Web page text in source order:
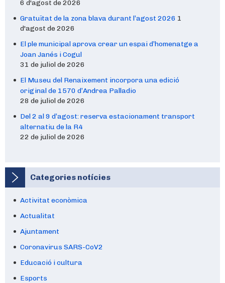
6 d'agost de 2026
Gratuïtat de la zona blava durant l’agost 2026 1
d'agost de 2026
El ple municipal aprova crear un espai d’homenatge a
Joan Janés i Cogul
31 de juliol de 2026
El Museu del Renaixement incorpora una edició
original de 1570 d’Andrea Palladio
28 de juliol de 2026
Del 2 al 9 d’agost: reserva estacionament transport
alternatiu de la R4
22 de juliol de 2026
Categories notícies
Activitat econòmica
Actualitat
Ajuntament
Coronavirus SARS-CoV2
Educació i cultura
Esports